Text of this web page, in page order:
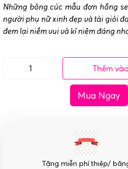
Những bông cúc mẫu đơn hồng
người phụ nữ xinh đẹp và tài giỏi
đem lại niềm vui và kỉ niệm đáng
Bó
bông
Thêm
Mua Ngay
Tặng miễn phí thiệp/